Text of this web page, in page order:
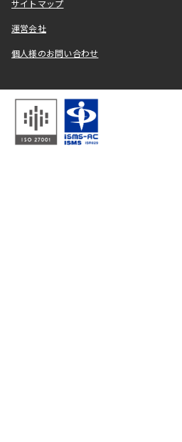
サイトマップ
運営会社
個人様のお問い合わせ